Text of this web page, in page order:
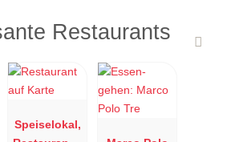
Restaurants
Speiselokal,